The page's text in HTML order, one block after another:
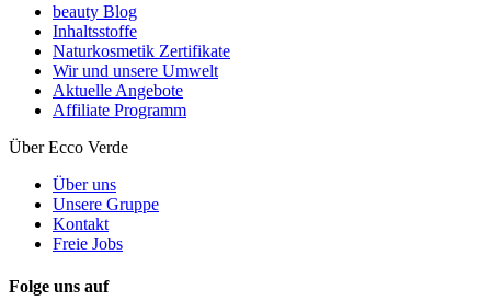
beauty Blog
Inhaltsstoffe
Naturkosmetik Zertifikate
Wir und unsere Umwelt
Aktuelle Angebote
Affiliate Programm
Über Ecco Verde
Über uns
Unsere Gruppe
Kontakt
Freie Jobs
Folge uns auf